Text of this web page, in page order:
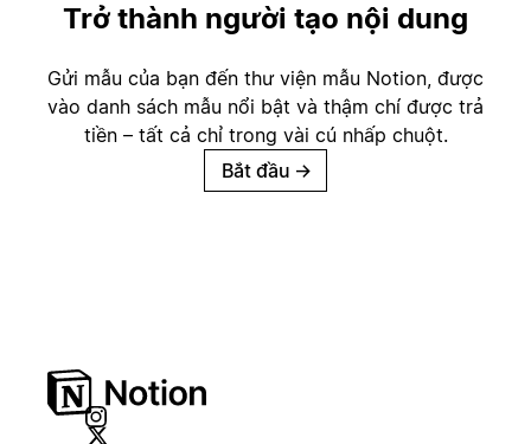
Trở thành người tạo nội dung
Gửi mẫu của bạn đến thư viện mẫu Notion, được
vào danh sách mẫu nổi bật và thậm chí được trả
tiền – tất cả chỉ trong vài cú nhấp chuột.
Bắt đầu →